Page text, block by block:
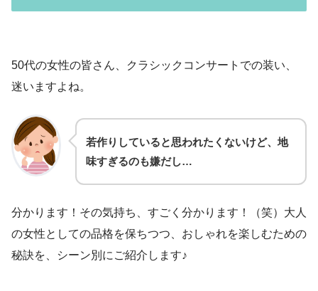
50代の女性の皆さん、クラシックコンサートでの装い、
迷いますよね。
若作りしていると思われたくないけど、地
味すぎるのも嫌だし…
分かります！その気持ち、すごく分かります！（笑）大人
の女性としての品格を保ちつつ、おしゃれを楽しむための
秘訣を、シーン別にご紹介します♪